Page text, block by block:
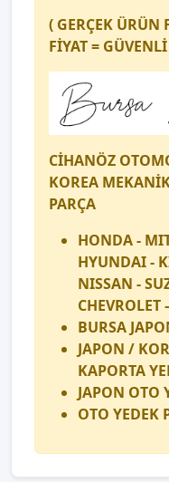
( GERÇEK ÜRÜN
FİYAT =
CİHANÖZ
KOREA
PARÇA
HONDA -
HYUNDAI -
NISSAN -
CHEVROLET
BURSA
JAPON /
KAPORTA
JAPON OTO
OTO YEDEK